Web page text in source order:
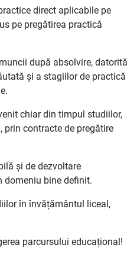
direct aplicabile pe
pe pregătirea practică
după absolvire, datorită
și a stagiilor de practică
chiar din timpul studiilor,
contracte de pregătire
și de dezvoltare
domeniu bine definit.
în învățământul liceal,
parcursului educațional!